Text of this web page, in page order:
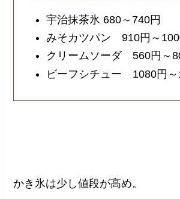
宇治抹茶氷 680～740円
みそカツパン 910円～
クリームソーダ 560円～
ビーフシチュー 1080円～
かき氷は少し値段が高め。